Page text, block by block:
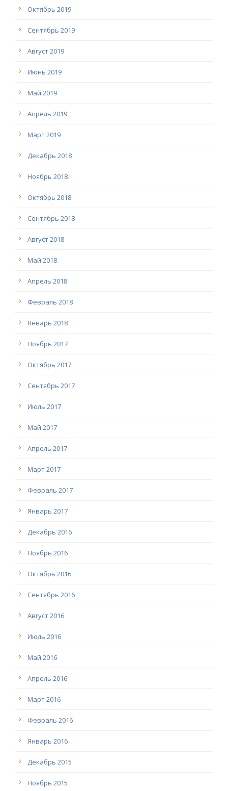
Октябрь 2019
Сентябрь 2019
Август 2019
Июнь 2019
Май 2019
Апрель 2019
Март 2019
Декабрь 2018
Ноябрь 2018
Октябрь 2018
Сентябрь 2018
Август 2018
Май 2018
Апрель 2018
Февраль 2018
Январь 2018
Ноябрь 2017
Октябрь 2017
Сентябрь 2017
Июль 2017
Май 2017
Апрель 2017
Март 2017
Февраль 2017
Январь 2017
Декабрь 2016
Ноябрь 2016
Октябрь 2016
Сентябрь 2016
Август 2016
Июль 2016
Май 2016
Апрель 2016
Март 2016
Февраль 2016
Январь 2016
Декабрь 2015
Ноябрь 2015